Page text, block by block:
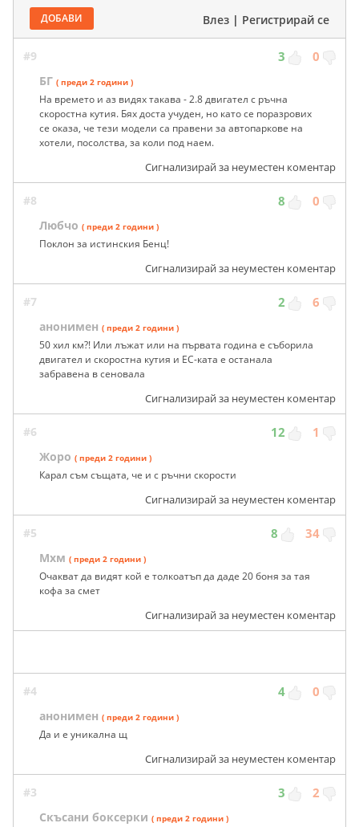
ДОБАВИ Влез | Регистрирай се
#9 3 0
БГ ( преди 2 години )
На времето и аз видях такава - 2.8 двигател с ръчна
скоростна кутия. Бях доста учуден, но като се поразрових
се оказа, че тези модели са правени за автопаркове на
хотели, посолства, за коли под наем.
Сигнализирай за неуместен коментар
#8 8 0
Любчо ( преди 2 години )
Поклон за истинския Бенц!
Сигнализирай за неуместен коментар
#7 2 6
анонимен ( преди 2 години )
50 хил км?! Или лъжат или на първата година е съборила
двигател и скоростна кутия и ЕС-ката е останала
забравена в сеновала
Сигнализирай за неуместен коментар
#6 12 1
Жоро ( преди 2 години )
Карал съм същата, че и с ръчни скорости
Сигнализирай за неуместен коментар
#5 8 34
Мхм ( преди 2 години )
Очакват да видят кой е толкоатъп да даде 20 боня за тая
кофа за смет
Сигнализирай за неуместен коментар
#4 4 0
анонимен ( преди 2 години )
Да и е уникална щ
Сигнализирай за неуместен коментар
#3 3 2
Скъсани боксерки ( преди 2 години )